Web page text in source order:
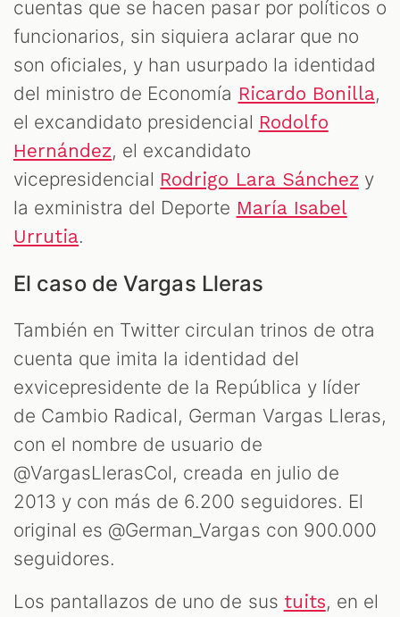
cuentas que se hacen pasar por políticos o
funcionarios, sin siquiera aclarar que no
son oficiales, y han usurpado la identidad
del ministro de Economía Ricardo Bonilla,
el excandidato presidencial Rodolfo
Hernández, el excandidato
vicepresidencial Rodrigo Lara Sánchez y
la exministra del Deporte María Isabel
Urrutia.
El caso de Vargas Lleras
También en Twitter circulan trinos de otra
cuenta que imita la identidad del
exvicepresidente de la República y líder
de Cambio Radical, German Vargas Lleras,
con el nombre de usuario de
@VargasLlerasCol, creada en julio de
2013 y con más de 6.200 seguidores. El
original es @German_Vargas con 900.000
seguidores.
Los pantallazos de uno de sus tuits, en el